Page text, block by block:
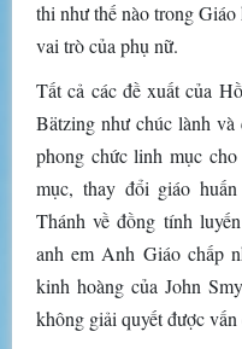
thi như thế nào trong
vai trò của phụ nữ.
Tất cả các đề xuất của
Bätzing như chúc lành
phong chức linh mục
mục, thay đổi giáo
Thánh về đồng tính
anh em Anh Giáo chấp
kinh hoàng của John
không giải quyết được vấn